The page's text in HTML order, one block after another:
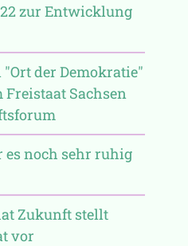
zur Entwicklung
der Demokratie"
Sachsen
es noch sehr ruhig
Zukunft stellt
vor